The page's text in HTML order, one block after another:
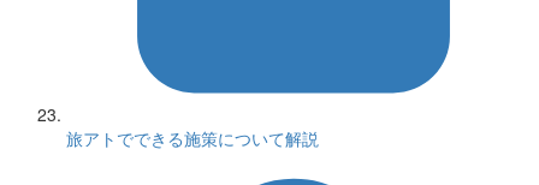
旅アトでできる施策について解説